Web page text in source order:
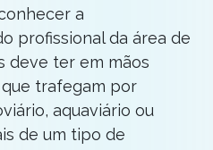
a
profissional da área de
deve ter em mãos
que trafegam por
aquaviário ou
de um tipo de